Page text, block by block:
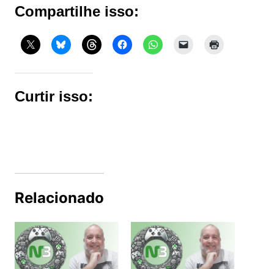
Compartilhe isso:
Curtir isso:
Relacionado